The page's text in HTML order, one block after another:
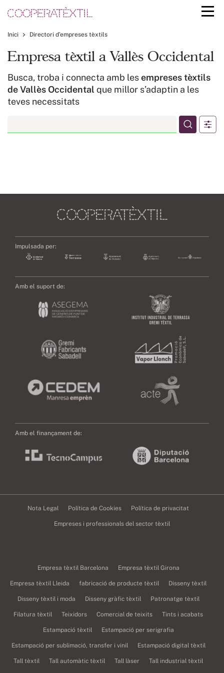
Inici Directori d’empreses tèxtils
Empresa tèxtil a Vallès Occidental
Busca, troba i connecta amb lesempreses tèxtils
de Vallès Occidental que millor s’adaptin a les
teves necessitats
Impulsada per:
Amb el suport de:
Amb el finançament de:
Nota Legal Política de Cookies Política de privacitat
Empreses i professionals del sector tèxtil
Empresa tèxtil Barcelona Empresa tèxtil Girona
Empresa tèxtil Lleida fabricació de producte tèxtil Disseny tèxtil
Disseny tèxtil i moda Disseny gràfic tèxtil Patronatge tèxtil
Filatura tèxtil Teixidors Comercial de teixits Tints i acabats
Estampació tèxtil Estampació per serigrafia
Estampació per sublimació, transfer i vinil Estampació digital tèxtil
Tall tèxtil Tall automàtic tèxtil Tall làser Tall industrial tèxtil